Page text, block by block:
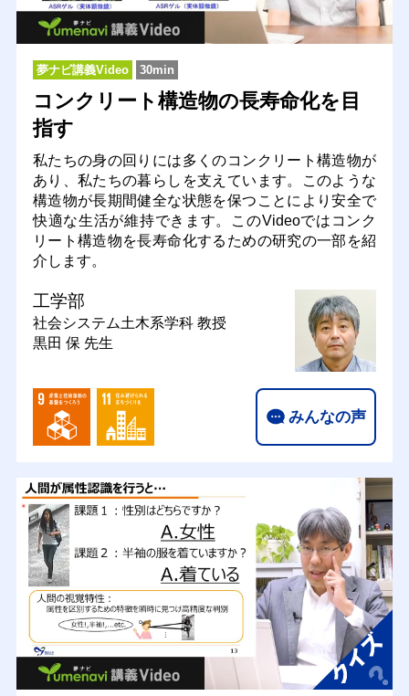
夢ナビ講義Video 30min
コンクリート構造物の長寿命化を目
指す
私たちの身の回りには多くのコンクリート構造物が
あり、私たちの暮らしを支えています。このような
構造物が長期間健全な状態を保つことにより安全で
快適な生活が維持できます。このVideoではコンク
リート構造物を長寿命化するための研究の一部を紹
介します。
工学部
社会システム土木系学科 教授
黒田 保 先生
みんなの声